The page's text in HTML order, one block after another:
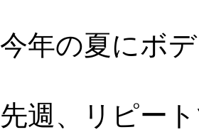
今年の夏にボ
先週、リピー